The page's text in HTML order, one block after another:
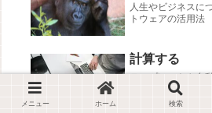
人生やビジネスに
トウェアの活用法
計算する
テンプレートや自
ンクを紹介する
メニュー ホーム 検索